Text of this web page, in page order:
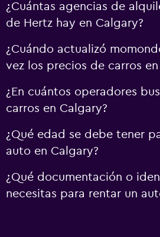
¿Cuántas agencias de
de Hertz hay en Calgary?
¿Cuándo actualizó
vez los precios de carros
¿En cuántos operadores
carros en Calgary?
¿Qué edad se debe tener
auto en Calgary?
¿Qué documentación o
necesitas para rentar un